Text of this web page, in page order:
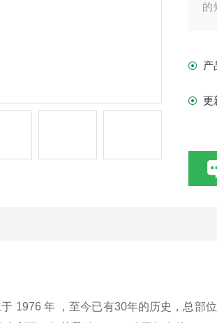
的
产
更
1976 年 ，至今已有30年的历史，总部